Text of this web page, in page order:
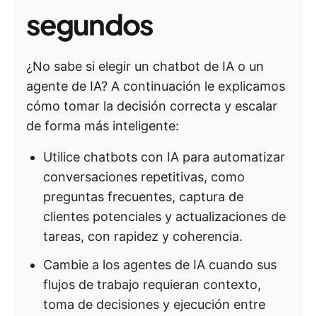
segundos
¿No sabe si elegir un chatbot de IA o un
agente de IA? A continuación le explicamos
cómo tomar la decisión correcta y escalar
de forma más inteligente:
Utilice chatbots con IA para automatizar
conversaciones repetitivas, como
preguntas frecuentes, captura de
clientes potenciales y actualizaciones de
tareas, con rapidez y coherencia.
Cambie a los agentes de IA cuando sus
flujos de trabajo requieran contexto,
toma de decisiones y ejecución entre